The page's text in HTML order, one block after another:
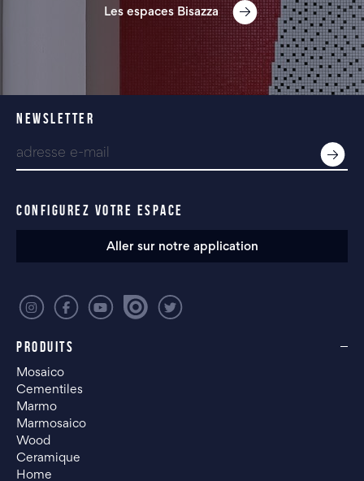
Les espaces Bisazza
PRODUITS
Mosaico
Cementiles
Marmo
Marmosaico
Wood
Ceramique
Home
NEWSLETTER
CONFIGUREZ VOTRE ESPACE
Aller sur notre application